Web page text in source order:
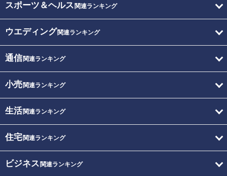
スポーツ＆ヘルス 関連ランキング
ウエディング関連ランキング
通信関連ランキング
小売関連ランキング
生活関連ランキング
住宅関連ランキング
ビジネス 関連ランキング